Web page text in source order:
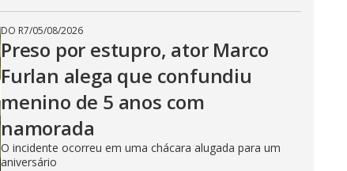
DO R7/05/08/2026
Preso por estupro, ator Marco
Furlan alega que confundiu
menino de 5 anos com
namorada
O incidente ocorreu em uma chácara alugada para um
aniversário